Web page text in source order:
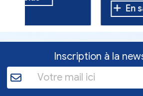
Inscription à la